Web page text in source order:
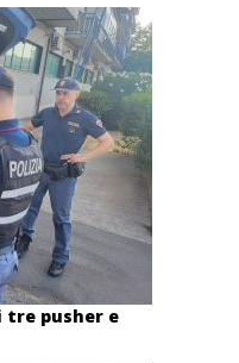
tre pusher e